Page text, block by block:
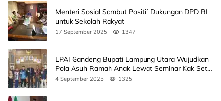
Menteri Sosial Sambut Positif Dukungan DPD RI
untuk Sekolah Rakyat
17 September 2025 1347
LPAI Gandeng Bupati Lampung Utara Wujudkan
Pola Asuh Ramah Anak Lewat Seminar Kak Seto,
Ini Jadwalnya
4 September 2025 1325